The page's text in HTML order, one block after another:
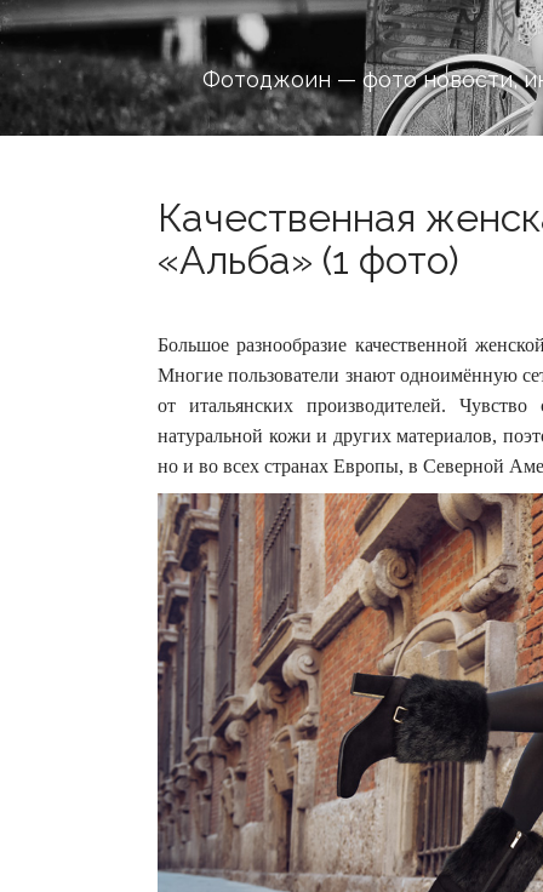
Фотоджоин — фото новости,
Качественная
«Альба» (1 фото)
Большое разнообразие качественной
Многие пользователи знают одноимённую
от итальянских производителей.Чувство
натуральной кожи и других материалов,
но и во всех странах Европы, в Северной